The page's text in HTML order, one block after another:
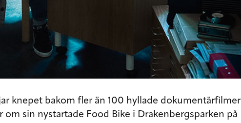
knepet bakom fler än 100 hyllade dokumentärfilmer
om sin nystartade Food Bike i Drakenbergsparken på